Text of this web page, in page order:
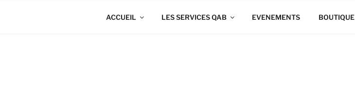
ACCUEIL LES SERVICES QAB EVENEMENTS